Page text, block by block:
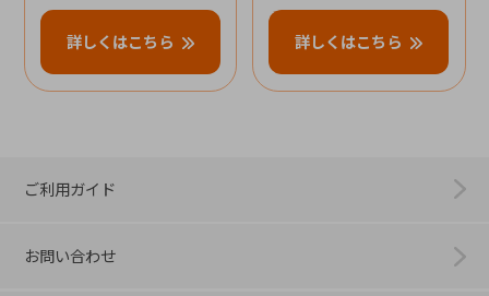
詳しくはこちら 詳しくはこちら
ご利用ガイド
お問い合わせ